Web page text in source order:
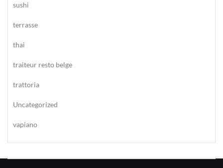
sushi
terrasse
thai
traiteur resto belge
trattoria
Uncategorized
vapiano